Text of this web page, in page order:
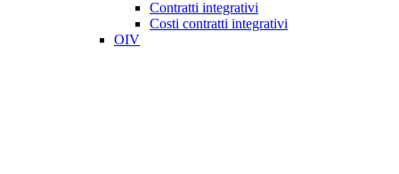
Contratti integrativi
Costi contratti integrativi
OIV